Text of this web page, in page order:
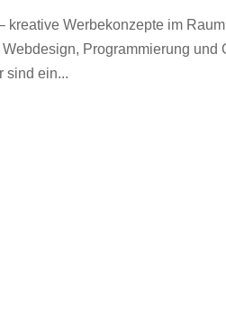
Werbekonzepte im
Programmierung und
sind ein...